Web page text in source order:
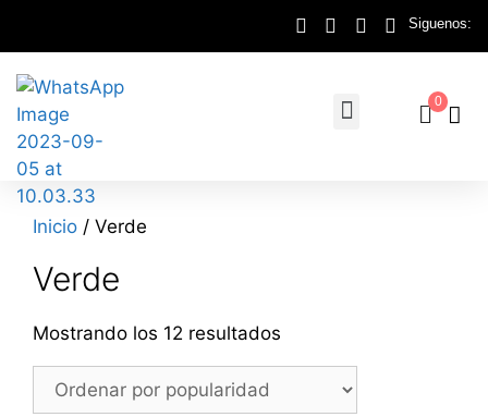
Siguenos:
0
Inicio / Verde
Verde
Mostrando los 12 resultados